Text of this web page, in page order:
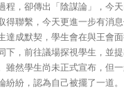
程，卻傳出「陰謀論」，今
得聯繫，今天更進一步有消
達成默契，學生會在與王會
下，前往議場探視學生，並
雖然學生尚未正式宣布，但
紛紛，認為自己被擺了一道